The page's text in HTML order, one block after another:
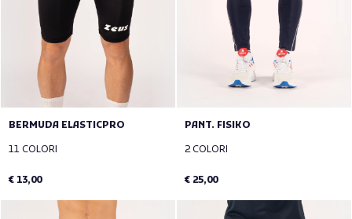
BERMUDA ELASTICPRO
11 COLORI
€ 13,00
PANT. FISIKO
2 COLORI
€ 25,00